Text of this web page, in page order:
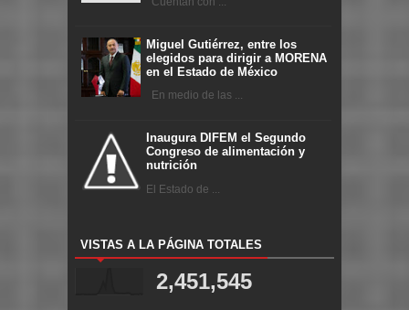
Miguel Gutiérrez, entre los
elegidos para dirigir a MORENA
en el Estado de México
En medio de las ...
Inaugura DIFEM el Segundo
Congreso de alimentación y
nutrición
El Estado de ...
VISTAS A LA PÁGINA TOTALES
2,451,545